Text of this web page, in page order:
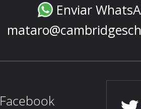
Enviar
Facebook